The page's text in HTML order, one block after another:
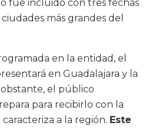
fue incluido con tres fechas
más grandes del
en la entidad, el
en Guadalajara y la
el público
para recibirlo con la
a la región. Este